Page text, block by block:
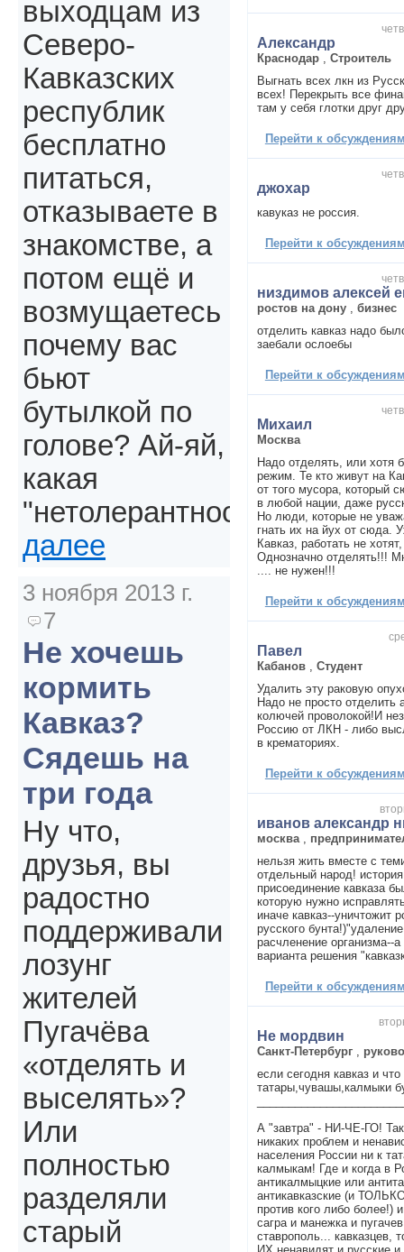
Александр
Краснодар
Строитель
Выгнать всех лкн из
всех! Перекрыть все
там у себя глотки друг
Перейти к
джохар
кавуказ не россия.
Перейти к
низдимов алексей
ростов на дону
бизнес
отделить кавказ надо
заебали ослоебы
Перейти к
Михаил
Москва
Надо отделять, или хотя
режим. Те кто живут на
от того мусора, который
в любой нации, даже
Но люди, которые не
гнать их на йух от сюда.
Кавказ, работать не
Однозначно отделять!!!
.... не нужен!!!
Перейти к
Павел
Кабанов
Студент
Удалить эту раковую
Надо не просто отделить
колючей проволокой!И
Россию от ЛКН - либо
в крематориях.
Перейти к
иванов александр
москва
нельзя жить вместе с
отдельный народ!
присоединение кавказа
которую нужно
иначе кавказ--уничтожит
русского
расчленение организма--а
варианта решения
Перейти к
Не мордвин
Санкт-Петербург
если сегодня кавказ и
татары,чувашы,калмыки
А "завтра" - НИ-ЧЕ-ГО!
никаких проблем и
населения России ни к
калмыкам! Где и когда в
антикалмыцкие или
антикавказские (и
против кого либо более!)
сагра и манежка и
ставрополь...
выходцам из
Северо-
Кавказских
республик
бесплатно
питаться,
отказываете в
знакомстве, а
потом ещё и
возмущаетесь
почему вас
бьют
бутылкой по
голове? Ай-яй,
какая
"нетолерантность".
далее
3 ноября 2013 г.
7
Не хочешь
кормить
Кавказ?
Сядешь на
три года
Ну что,
друзья, вы
радостно
поддерживали
лозунг
жителей
Пугачёва
«отделять и
выселять»?
Или
полностью
разделяли
старый